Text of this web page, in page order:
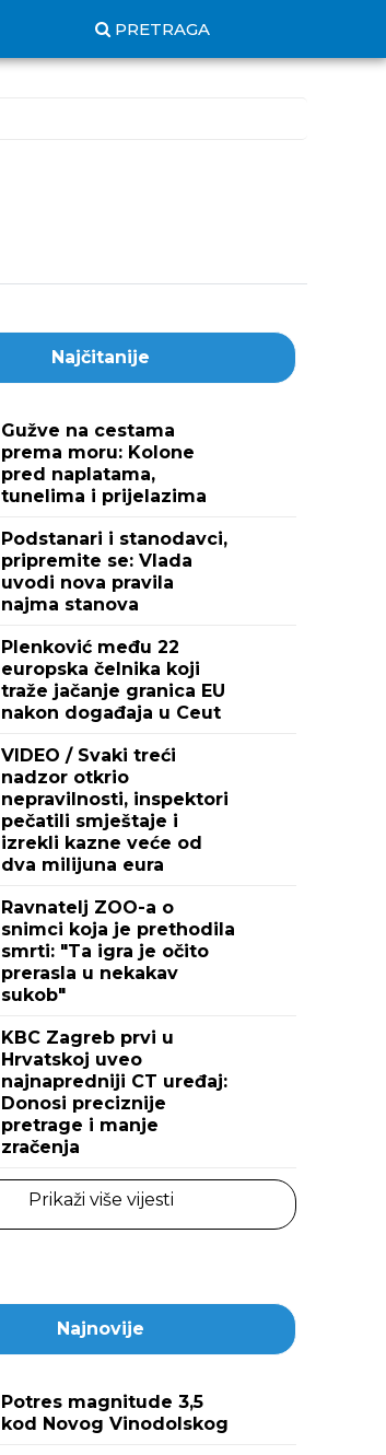
PRETRAGA
Najčitanije
Gužve na cestama
prema moru: Kolone
pred naplatama,
tunelima i prijelazima
Podstanari i stanodavci,
pripremite se: Vlada
uvodi nova pravila
najma stanova
Plenković među 22
europska čelnika koji
traže jačanje granica EU
nakon događaja u Ceut
VIDEO / Svaki treći
nadzor otkrio
nepravilnosti, inspektori
pečatili smještaje i
izrekli kazne veće od
dva milijuna eura
Ravnatelj ZOO-a o
snimci koja je prethodila
smrti: "Ta igra je očito
prerasla u nekakav
sukob"
KBC Zagreb prvi u
Hrvatskoj uveo
najnapredniji CT uređaj:
Donosi preciznije
pretrage i manje
zračenja
Prikaži više vijesti
Najnovije
Potres magnitude 3,5
kod Novog Vinodolskog